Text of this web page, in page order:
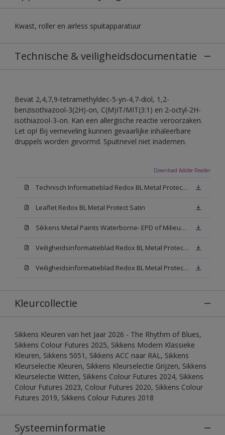
Kwast, roller en airless spuitapparatuur
Technische & veiligheidsdocumentatie
Bevat 2,4,7,9-tetramethyldec-5-yn-4,7-diol, 1,2-
benzisothiazool-3(2H)-on, C(M)IT/MIT(3:1) en 2-octyl-2H-
isothiazool-3-on. Kan een allergische reactie veroorzaken.
Let op! Bij verneveling kunnen gevaarlijke inhaleerbare
druppels worden gevormd. Spuitnevel niet inademen.
Download Adobe Reader
Technisch Informatieblad Redox BL Metal Protect (PDF)
Leaflet Redox BL Metal Protect Satin
Sikkens Metal Paints Waterborne- EPD of Milieuproductverklaring
Veiligheidsinformatieblad Redox BL Metal Protect Satin N00 (MSDS)
Veiligheidsinformatieblad Redox BL Metal Protect Satin White W05 (MSDS)
Kleurcollectie
Sikkens Kleuren van het Jaar 2026 - The Rhythm of Blues,
Sikkens Colour Futures 2025, Sikkens Modern Klassieke
Kleuren, Sikkens 5051, Sikkens ACC naar RAL, Sikkens
Kleurselectie Kleuren, Sikkens Kleurselectie Grijzen, Sikkens
Kleurselectie Witten, Sikkens Colour Futures 2024, Sikkens
Colour Futures 2023, Colour Futures 2020, Sikkens Colour
Futures 2019, Sikkens Colour Futures 2018
Systeeminformatie